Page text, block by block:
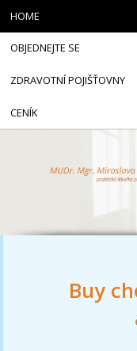
Buy
HOME
OBJEDNEJTE SE
ZDRAVOTNÍ POJIŠŤOVNY
CENÍK